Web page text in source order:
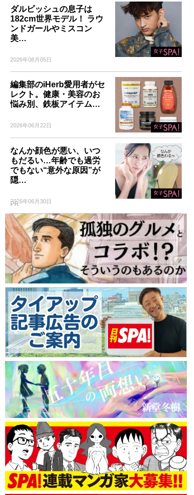
ダルビッシュの息子は
182cm世界モデル！ ラウ
ンドガールやミスコン
美…
2026年08月05日
編集部のiHerb愛用者がセ
レクト。健康・美容のお
悩み別、鉄板アイテム…
2026年06月22日
なんか顔色が悪い、いつ
もだるい…年齢でも過労
でもない“意外な原因”が
隠…
2026年06月30日
PR